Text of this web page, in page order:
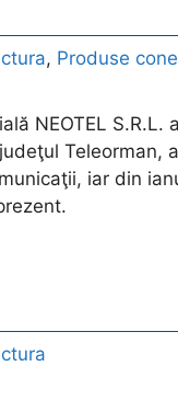
, Produse
NEOTEL
Teleorman,
iar din